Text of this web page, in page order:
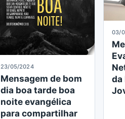
23/05/2024
Mensagem de bom
dia boa tarde boa
noite evangélica
para compartilhar
03/
da